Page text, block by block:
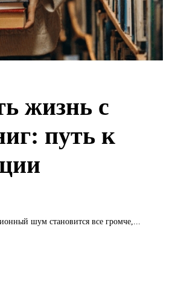
жизнь с
путь к
шум становится все громче,...